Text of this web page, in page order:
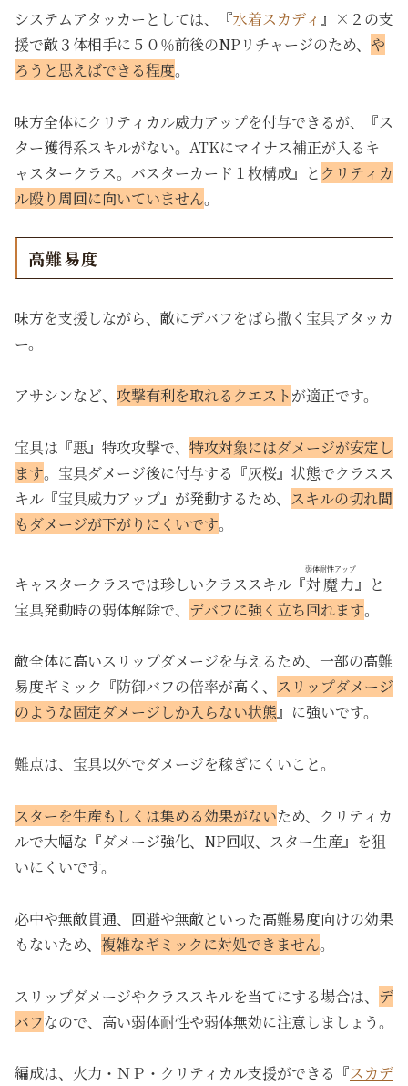
システムアタッカーとしては、『水着スカディ 』×２の支
援で敵３体相手に５０％前後のNPリチャージのため、 や
ろうと思えばできる程度。
味方全体にクリティカル威力アップを付与できるが、『ス
ター獲得系スキルがない。ATKにマイナス補正が入るキ
ャスタークラス。バスターカード１枚構成』と クリティカ
ル殴り周回に向いていません。
高難易度
味方を支援しながら、敵にデバフをばら撒く宝具アタッカ
ー。
アサシンなど、 攻撃有利を取れるクエストが適正です。
宝具は『悪』特攻攻撃で、 特攻対象にはダメージが安定し
ます。宝具ダメージ後に付与する『灰桜』状態でクラスス
キル『宝具威力アップ』が発動するため、 スキルの切れ間
もダメージが下がりにくいです。
キャスタークラスでは珍しいクラススキル『対魔力
弱体耐性アップ
』と
宝具発動時の弱体解除で、 デバフに強く立ち回れます。
敵全体に高いスリップダメージを与えるため、一部の高難
易度ギミック『防御バフの倍率が高く、 スリップダメージ
のような固定ダメージしか入らない状態』に強いです。
難点は、宝具以外でダメージを稼ぎにくいこと。
スターを生産もしくは集める効果がないため、クリティカ
ルで大幅な『ダメージ強化、NP回収、スター生産』を狙
いにくいです。
必中や無敵貫通、回避や無敵といった高難易度向けの効果
もないため、 複雑なギミックに対処できません。
スリップダメージやクラススキルを当てにする場合は、 デ
バフなので、高い弱体耐性や弱体無効に注意しましょう。
編成は、火力・ＮＰ・クリティカル支援ができる『スカデ